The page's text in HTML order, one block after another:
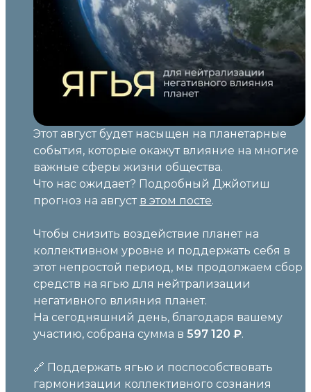
Этот август будет насыщен на планетарные
события, которые окажут влияние на многие
важные сферы жизни общества.
Что нас ожидает? Подробный Джйотиш
прогноз на август в этом посте.
Чтобы снизить воздействие планет на
коллективном уровне и поддержать себя в
этот непростой период, мы продолжаем сбор
средств на ягью для нейтрализации
негативного влияния планет.
На сегодняшний день, благодаря вашему
участию, собрана сумма в 597 120 ₽.
🔗 Поддержать ягью и поспособствовать
гармонизации коллективного сознания